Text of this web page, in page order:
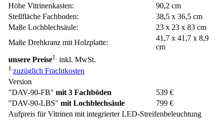
Höhe Vitrinenkasten:
90,2 cm
Stellfläche Fachboden:
38,5 x 36,5 cm
Maße Lochblechsäule:
23 x 23 x 83 cm
Maße Drehkranz mit Holzplatte:
41,7 x 41,7 x 8,9
cm
unsere Preise1. inkl. MwSt.
1. zuzüglich Frachtkosten
Version
"DAV-90-FB" mit 3 Fachböden
539 €
"DAV-90-LBS" mit Lochblechsäule
799 €
Aufpreis für Vitrinen mit integrierter LED-Streifenbeleuchtung